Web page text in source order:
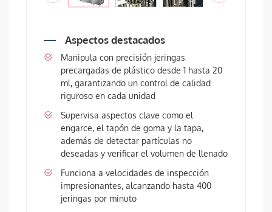
Aspectos destacados
Manipula con precisión jeringas
precargadas de plástico desde 1 hasta 20
ml, garantizando un control de calidad
riguroso en cada unidad
Supervisa aspectos clave como el
engarce, el tapón de goma y la tapa,
además de detectar partículas no
deseadas y verificar el volumen de llenado
Funciona a velocidades de inspección
impresionantes, alcanzando hasta 400
jeringas por minuto